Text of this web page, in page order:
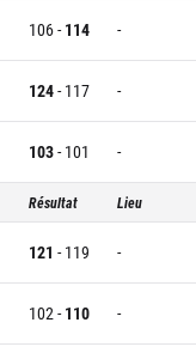
106- 114 -
124- 117 -
103- 101 -
Résultat Lieu
121 - 119 -
102- 110 -